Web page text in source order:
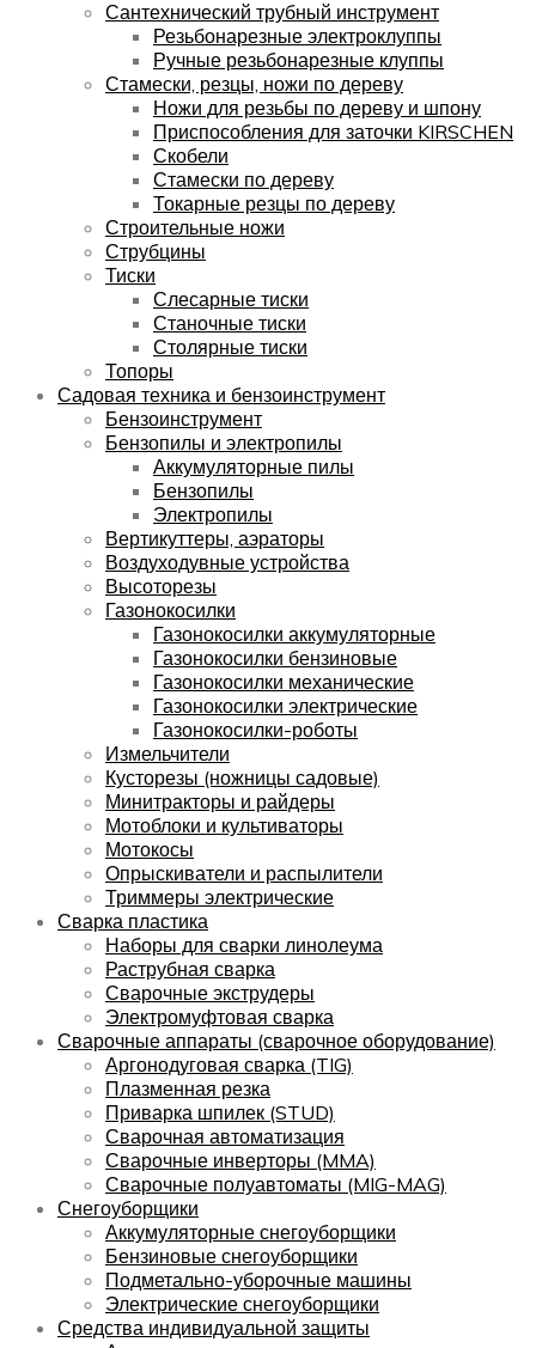
Сантехнический трубный инструмент
Резьбонарезные электроклуппы
Ручные резьбонарезные клуппы
Стамески, резцы, ножи по дереву
Ножи для резьбы по дереву и шпону
Приспособления для заточки KIRSCHEN
Скобели
Стамески по дереву
Токарные резцы по дереву
Строительные ножи
Струбцины
Тиски
Слесарные тиски
Станочные тиски
Столярные тиски
Топоры
Садовая техника и бензоинструмент
Бензоинструмент
Бензопилы и электропилы
Аккумуляторные пилы
Бензопилы
Электропилы
Вертикуттеры, аэраторы
Воздуходувные устройства
Высоторезы
Газонокосилки
Газонокосилки аккумуляторные
Газонокосилки бензиновые
Газонокосилки механические
Газонокосилки электрические
Газонокосилки-роботы
Измельчители
Кусторезы (ножницы садовые)
Минитракторы и райдеры
Мотоблоки и культиваторы
Мотокосы
Опрыскиватели и распылители
Триммеры электрические
Сварка пластика
Наборы для сварки линолеума
Раструбная сварка
Сварочные экструдеры
Электромуфтовая сварка
Сварочные аппараты (сварочное оборудование)
Аргонодуговая сварка (TIG)
Плазменная резка
Приварка шпилек (STUD)
Сварочная автоматизация
Сварочные инверторы (MMA)
Сварочные полуавтоматы (MIG-MAG)
Снегоуборщики
Аккумуляторные снегоуборщики
Бензиновые снегоуборщики
Подметально-уборочные машины
Электрические снегоуборщики
Средства индивидуальной защиты